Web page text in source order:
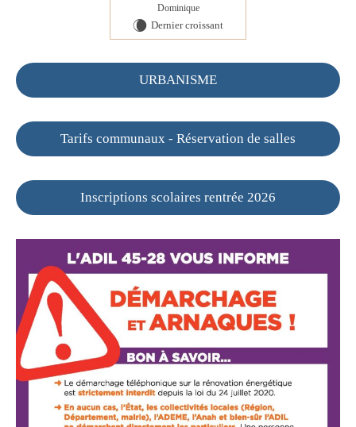
Dominique
W Dernier croissant
URBANISME
Tarifs communaux - Réservation de salles
Inscriptions scolaires rentrée 2026